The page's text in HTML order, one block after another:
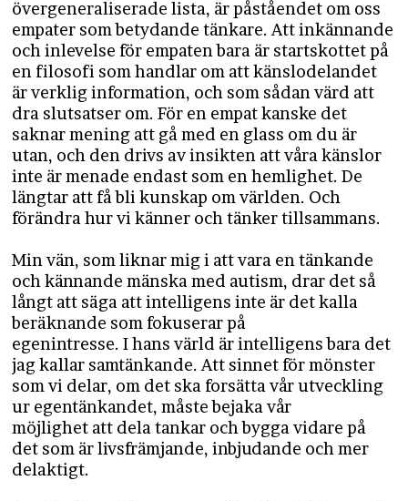
övergeneraliserade lista, är påståendet om oss
empater som betydande tänkare. Att inkännande
och inlevelse för empaten bara är startskottet på
en filosofi som handlar om att känslodelandet
är verklig information, och som sådan värd att
dra slutsatser om. För en empat kanske det
saknar mening att gå med en glass om du är
utan, och den drivs av insikten att våra känslor
inte är menade endast som en hemlighet. De
längtar att få bli kunskap om världen. Och
förändra hur vi känner och tänker tillsammans.
Min vän, som liknar mig i att vara en tänkande
och kännande mänska med autism, drar det så
långt att säga att intelligens inte är det kalla
beräknande som fokuserar på
egenintresse. I hans värld är intelligens bara det
jag kallar samtänkande. Att sinnet för mönster
som vi delar, om det ska forsätta vår utveckling
ur egentänkandet, måste bejaka vår
möjlighet att dela tankar och bygga vidare på
det som är livsfrämjande, inbjudande och mer
delaktigt.